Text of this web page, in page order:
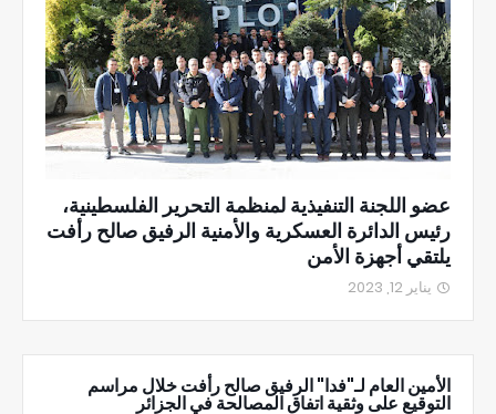
عضو اللجنة التنفيذية لمنظمة التحرير الفلسطينية،
رئيس الدائرة العسكرية والأمنية الرفيق صالح رأفت
يلتقي أجهزة الأمن
يناير 12, 2023
الأمين العام لـ"فدا" الرفيق صالح رأفت خلال مراسم
التوقيع على وثقية اتفاق المصالحة في الجزائر